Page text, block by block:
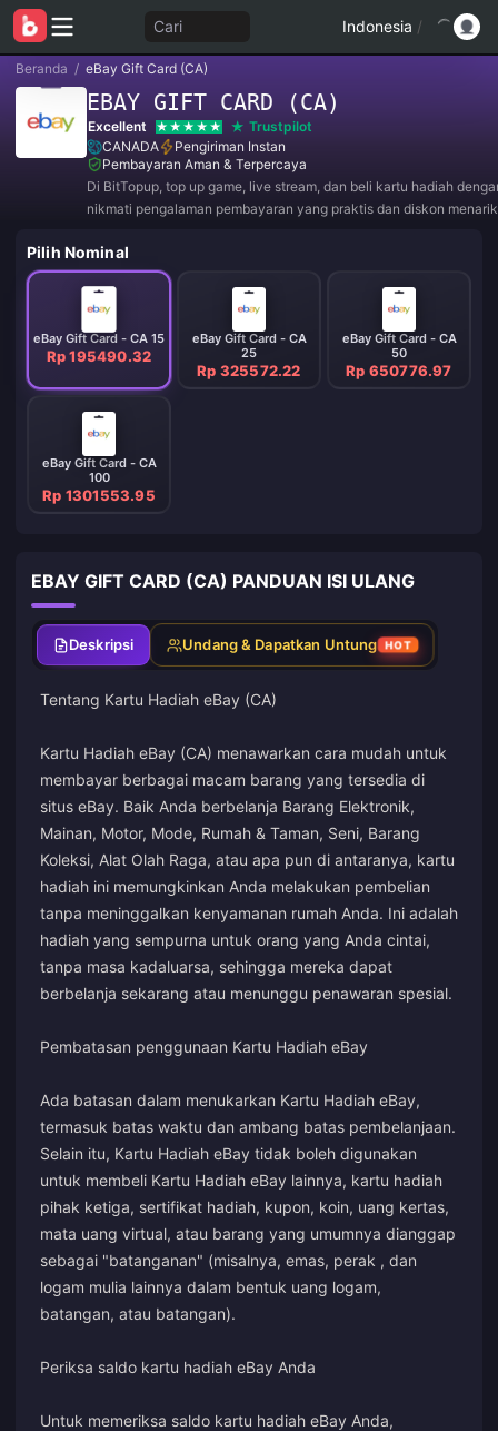
Cari Indonesia /
Beranda / eBay Gift Card (CA)
EBAY GIFT CARD (CA)
Excellent
Trustpilot
CANADA
Pengiriman Instan
Pembayaran Aman & Terpercaya
Di BitTopup, top up game, live stream, dan beli kartu hadiah
nikmati pengalaman pembayaran yang praktis dan diskon
Pilih Nominal
eBay Gift Card - CA 15
Rp 195490.32
eBay Gift Card - CA
25
Rp 325572.22
eBay Gift Card - CA
50
Rp 650776.97
eBay Gift Card - CA
100
Rp 1301553.95
EBAY GIFT CARD (CA) PANDUAN ISI ULANG
Deskripsi Undang & Dapatkan Untung HOT
Tentang Kartu Hadiah eBay (CA)
Kartu Hadiah eBay (CA) menawarkan cara mudah untuk
membayar berbagai macam barang yang tersedia di
situs eBay. Baik Anda berbelanja Barang Elektronik,
Mainan, Motor, Mode, Rumah & Taman, Seni, Barang
Koleksi, Alat Olah Raga, atau apa pun di antaranya, kartu
hadiah ini memungkinkan Anda melakukan pembelian
tanpa meninggalkan kenyamanan rumah Anda. Ini adalah
hadiah yang sempurna untuk orang yang Anda cintai,
tanpa masa kadaluarsa, sehingga mereka dapat
berbelanja sekarang atau menunggu penawaran spesial.
Pembatasan penggunaan Kartu Hadiah eBay
Ada batasan dalam menukarkan Kartu Hadiah eBay,
termasuk batas waktu dan ambang batas pembelanjaan.
Selain itu, Kartu Hadiah eBay tidak boleh digunakan
untuk membeli Kartu Hadiah eBay lainnya, kartu hadiah
pihak ketiga, sertifikat hadiah, kupon, koin, uang kertas,
mata uang virtual, atau barang yang umumnya dianggap
sebagai "batanganan" (misalnya, emas, perak , dan
logam mulia lainnya dalam bentuk uang logam,
batangan, atau batangan).
Periksa saldo kartu hadiah eBay Anda
Untuk memeriksa saldo kartu hadiah eBay Anda,